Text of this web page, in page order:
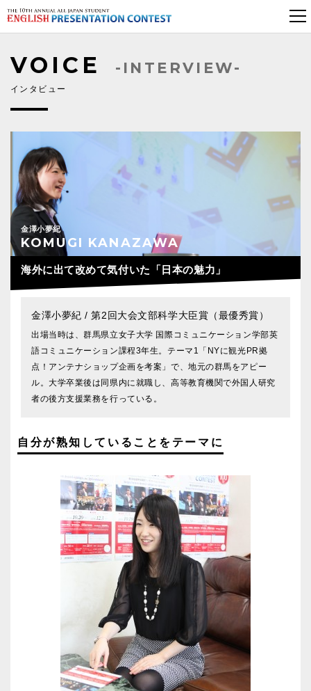
VOICE -INTERVIEW-
インタビュー
金澤小夢紀
KOMUGI KANAZAWA
海外に出て改めて気付いた「日本の魅力」
金澤小夢紀 / 第2回大会文部科学大臣賞（最優秀賞）
出場当時は、群馬県立女子大学 国際コミュニケーション学部英
語コミュニケーション課程3年生。テーマ1「NYに観光PR拠
点！アンテナショップ企画を考案」で、地元の群馬をアピー
ル。大学卒業後は同県内に就職し、高等教育機関で外国人研究
者の後方支援業務を行っている。
自分が熟知していることをテーマに